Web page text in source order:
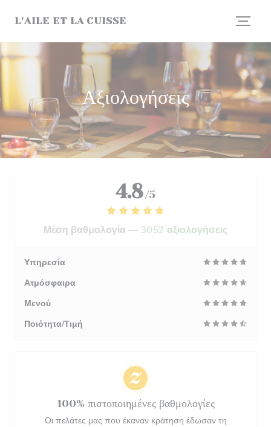
L'AILE ET LA CUISSE
Αξιολογήσεις
4.8 /5
Μέση βαθμολογία — 3052 αξιολογήσεις
Υπηρεσία
Ατμόσφαιρα
Μενού
Ποιότητα/Τιμή
100% πιστοποιημένες βαθμολογίες
Οι πελάτες μας που έκαναν κράτηση έδωσαν τη